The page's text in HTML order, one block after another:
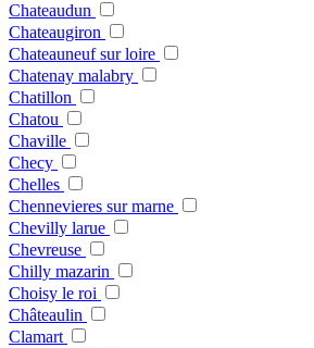
Chateaudun
Chateaugiron
Chateauneuf sur loire
Chatenay malabry
Chatillon
Chatou
Chaville
Checy
Chelles
Chennevieres sur marne
Chevilly larue
Chevreuse
Chilly mazarin
Choisy le roi
Châteaulin
Clamart